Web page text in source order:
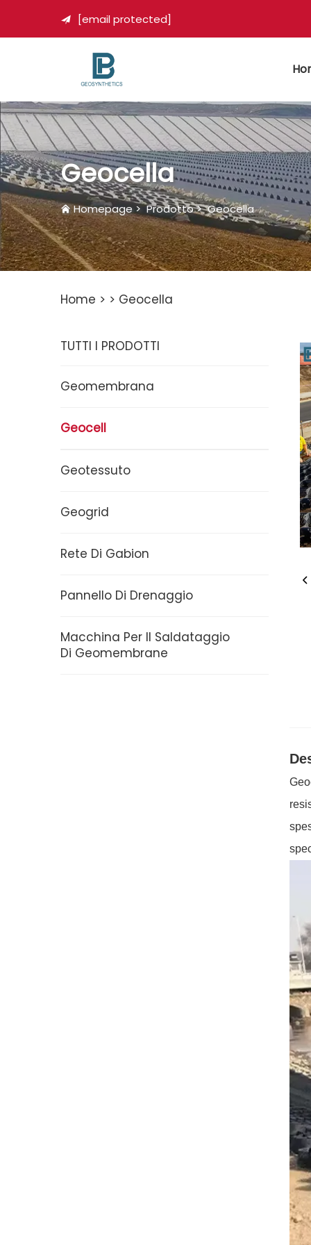
 [email protected]
Geocella
Homepage >Prodotto>Geocella
Home > > Geocella
TUTTI I PRODOTTI
Geomembrana
Geocell
Geotessuto
Geogrid
Rete Di Gabion
Pannello Di Drenaggio
Macchina Per Il Saldataggio
Di Geomembrane